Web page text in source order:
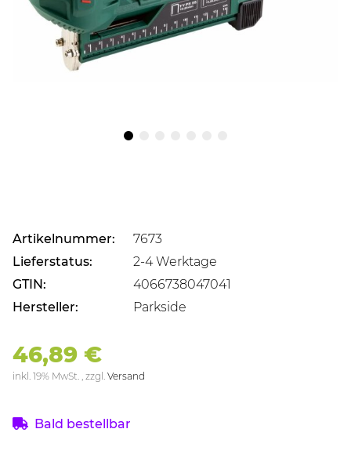
Artikelnummer:
7673
Lieferstatus:
2-4 Werktage
GTIN:
4066738047041
Hersteller:
Parkside
46,89 €
inkl. 19% MwSt. , zzgl. Versand
Bald bestellbar